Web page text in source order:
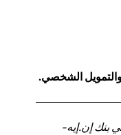
والتمويل الشخصي.
بنك إن.إيه-